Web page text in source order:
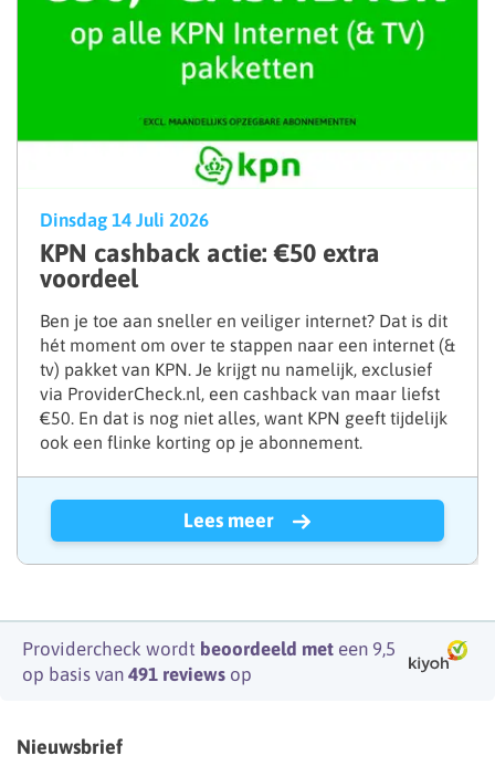
Dinsdag 14 Juli 2026
KPN cashback actie: €50 extra
voordeel
Ben je toe aan sneller en veiliger internet? Dat is dit
hét moment om over te stappen naar een internet (&
tv) pakket van KPN. Je krijgt nu namelijk, exclusief
via ProviderCheck.nl, een cashback van maar liefst
€50. En dat is nog niet alles, want KPN geeft tijdelijk
ook een flinke korting op je abonnement.
Lees meer
Providercheck wordt beoordeeld met een 9,5
op basis van 491 reviews op
Nieuwsbrief